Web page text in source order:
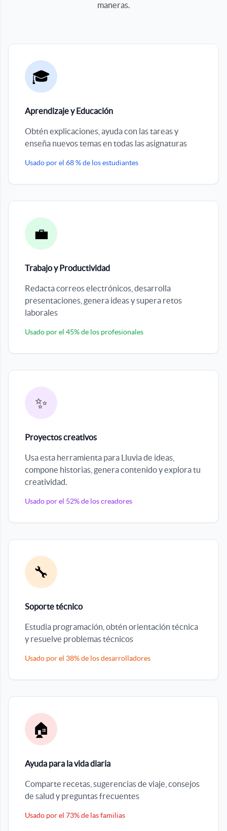
maneras.
🎓
Aprendizaje y Educación
Obtén explicaciones, ayuda con las tareas y
enseña nuevos temas en todas las asignaturas
Usado por el 68 % de los estudiantes
💼
Trabajo y Productividad
Redacta correos electrónicos, desarrolla
presentaciones, genera ideas y supera retos
laborales
Usado por el 45% de los profesionales
✨
Proyectos creativos
Usa esta herramienta para Lluvia de ideas,
compone historias, genera contenido y explora tu
creatividad.
Usado por el 52% de los creadores
🔧
Soporte técnico
Estudia programación, obtén orientación técnica
y resuelve problemas técnicos
Usado por el 38% de los desarrolladores
🏠
Ayuda para la vida diaria
Comparte recetas, sugerencias de viaje, consejos
de salud y preguntas frecuentes
Usado por el 73% de las familias